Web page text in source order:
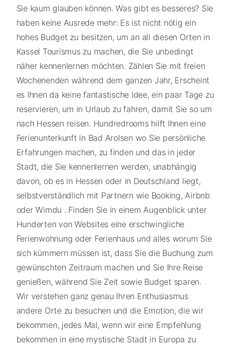
Sie kaum glauben können. Was gibt es besseres? Sie
haben keine Ausrede mehr: Es ist nicht nötig ein
hohes Budget zu besitzen, um an all diesen Orten in
Kassel Tourismus zu machen, die Sie unbedingt
näher kennenlernen möchten. Zählen Sie mit freien
Wochenenden während dem ganzen Jahr, Erscheint
es Ihnen da keine fantastische Idee, ein paar Tage zu
reservieren, um in Urlaub zu fahren, damit Sie so um
nach Hessen reisen. Hundredrooms hilft Ihnen eine
Ferienunterkunft in Bad Arolsen wo Sie persönliche
Erfahrungen machen, zu finden und das in jeder
Stadt, die Sie kennenlernen werden, unabhängig
davon, ob es in Hessen oder in Deutschland liegt,
selbstverständlich mit Partnern wie Booking, Airbnb
oder Wimdu . Finden Sie in einem Augenblick unter
Hunderten von Websites eine erschwingliche
Ferienwohnung oder Ferienhaus und alles worum Sie
sich kümmern müssen ist, dass Sie die Buchung zum
gewünschten Zeitraum machen und Sie Ihre Reise
genießen, während Sie Zeit sowie Budget sparen.
Wir verstehen ganz genau Ihren Enthusiasmus
andere Orte zu besuchen und die Emotion, die wir
bekommen, jedes Mal, wenn wir eine Empfehlung
bekommen in eine mystische Stadt in Europa zu